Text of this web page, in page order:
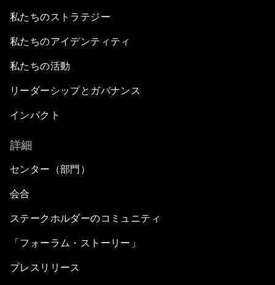
私たちのストラテジー
私たちのアイデンティティ
私たちの活動
リーダーシップとガバナンス
インパクト
詳細
センター（部門）
会合
ステークホルダーのコミュニティ
「フォーラム・ストーリー」
プレスリリース